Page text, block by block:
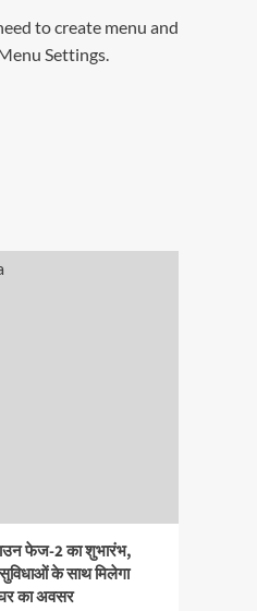
to create menu and
Settings.
फेज-2 का शुभारंभ,
के साथ मिलेगा
का अवसर